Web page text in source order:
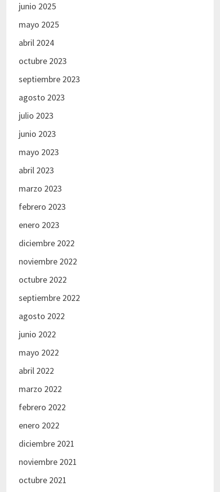
junio 2025
mayo 2025
abril 2024
octubre 2023
septiembre 2023
agosto 2023
julio 2023
junio 2023
mayo 2023
abril 2023
marzo 2023
febrero 2023
enero 2023
diciembre 2022
noviembre 2022
octubre 2022
septiembre 2022
agosto 2022
junio 2022
mayo 2022
abril 2022
marzo 2022
febrero 2022
enero 2022
diciembre 2021
noviembre 2021
octubre 2021